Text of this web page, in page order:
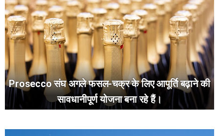
Prosecco संघ अगले फसल-चक्र के लिए आपूर्ति बढ़ाने की
सावधानीपूर्ण योजना बना रहे हैं।